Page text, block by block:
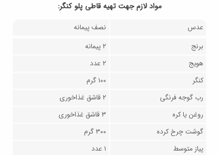
مواد لازم جهت تهيه قاطی پلو کنگر:
عدس
نصف پیمانه
برنج
۲ پیمانه
هویج
۲ عدد
کنگر
۱۰۰ گرم
رب گوجه فرنگی
۲ قاشق غذاخوری
روغن یا کره
۳ قاشق غذاخوری
گوشت چرخ کرده
۳۰۰ گرم
پیاز متوسط
۱ عدد